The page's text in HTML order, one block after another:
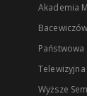
Akademia
Bacewiczów
Państwowa
Wyższe